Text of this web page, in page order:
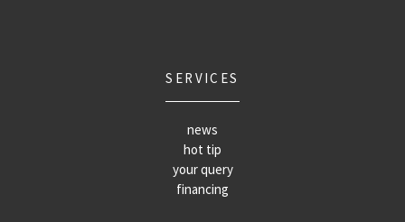
SERVICES
news
hot tip
your query
financing